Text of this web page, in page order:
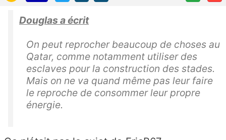
Douglas a écrit
On peut reprocher beaucoup de choses au
Qatar, comme notamment utiliser des
esclaves pour la construction des stades.
Mais on ne va quand même pas leur faire
le reproche de consommer leur propre
énergie.